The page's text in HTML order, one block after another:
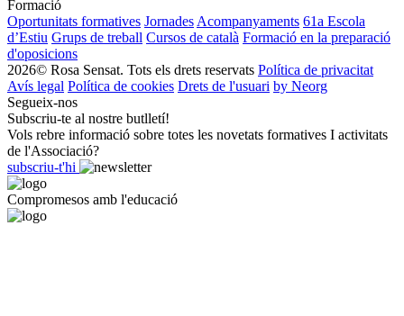
Formació
Oportunitats formatives Jornades Acompanyaments 61a Escola
d’Estiu Grups de treball Cursos de català Formació en la preparació
d'oposicions
2026© Rosa Sensat. Tots els drets reservats Política de privacitat
Avís legal Política de cookies Drets de l'usuari by Neorg
Segueix-nos
Subscriu-te al nostre butlletí!
Vols rebre informació sobre totes les novetats formatives I activitats
de l'Associació?
subscriu-t'hi
Compromesos amb l'educació